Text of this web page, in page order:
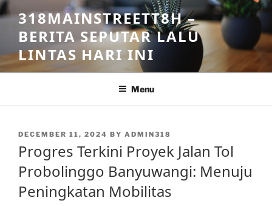
Skip
to
content
318MAINSTREETT8H –
BERITA SEPUTAR LALU
LINTAS HARI INI
Menu
POSTED
DECEMBER 11, 2024 BY ADMIN318
Progres Terkini Proyek Jalan Tol
Probolinggo Banyuwangi: Menuju
Peningkatan Mobilitas